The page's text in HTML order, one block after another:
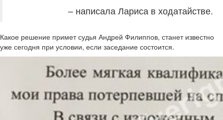
– написала Лариса в ходатайстве.
Какое решение примет судья Андрей Филиппов, станет известно
уже сегодня при условии, если заседание состоится.